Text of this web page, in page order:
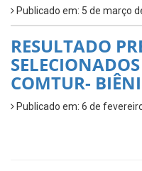
Publicado em: 5 de março
RESULTADO
COMTUR-
Publicado em: 6 de